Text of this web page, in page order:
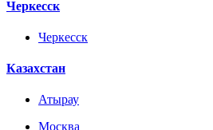
Черкесск
Черкесск
Казахстан
Атырау
Москва